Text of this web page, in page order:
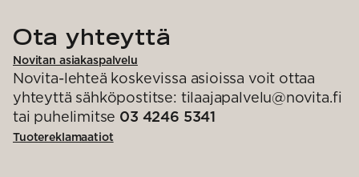
Ota yhteyttä
Novitan asiakaspalvelu
Novita-lehteä koskevissa asioissa voit ottaa
yhteyttä sähköpostitse: tilaajapalvelu@novita.fi
tai puhelimitse 03 4246 5341
Tuotereklamaatiot